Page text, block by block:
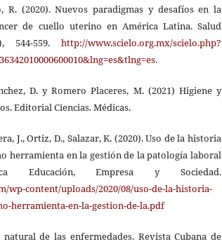
R. (2020). Nuevos paradigmas y desafíos en la
de cuello uterino en América Latina. Salud
544-559. http://www.scielo.org.mx/scielo.php?
.
D. y Romero Placeres, M. (2021) Higiene y
Editorial Ciencias. Médicas.
J., Ortiz, D., Salazar, K. (2020). Uso de la historia
herramienta en la gestión de la patología laboral
Educación, Empresa y Sociedad.
wp-content/uploads/2020/08/uso-de-la-historia-
herramienta-en-la-gestion-de-la.pdf
de las enfermedades. Revista Cubana de